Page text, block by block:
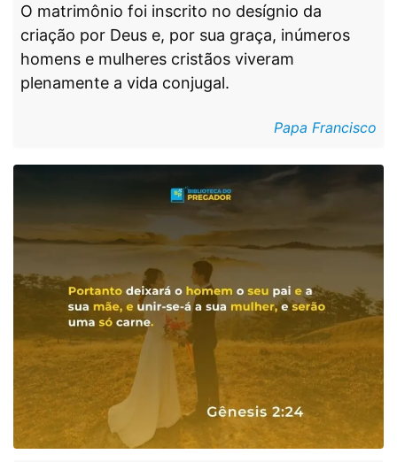
O matrimônio foi inscrito no desígnio da
criação por Deus e, por sua graça, inúmeros
homens e mulheres cristãos viveram
plenamente a vida conjugal.
Papa Francisco